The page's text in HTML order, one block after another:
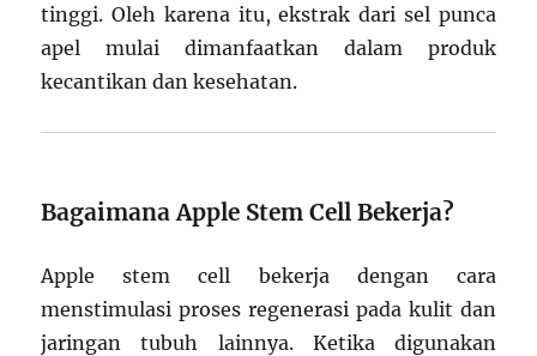
tinggi. Oleh karena itu, ekstrak dari sel punca
apel mulai dimanfaatkan dalam produk
kecantikan dan kesehatan.
Bagaimana Apple Stem Cell Bekerja?
Apple stem cell bekerja dengan cara
menstimulasi proses regenerasi pada kulit dan
jaringan tubuh lainnya. Ketika digunakan